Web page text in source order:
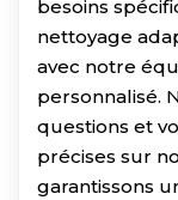
besoins
nettoyage
avec notre
personnalisé.
questions et
précises sur
garantissons